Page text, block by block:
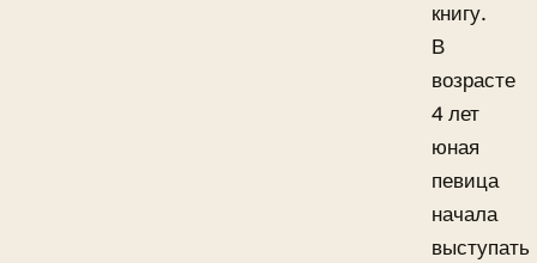
книгу.
В
возрасте
4 лет
юная
певица
начала
выступать